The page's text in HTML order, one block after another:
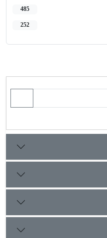
485
252